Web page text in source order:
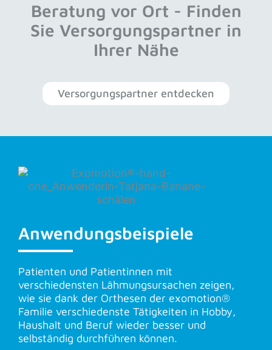
Beratung vor Ort - Finden
Sie Versorgungspartner in
Ihrer Nähe
Versorgungspartner entdecken
Anwendungsbeispiele
Patienten und Patientinnen mit
verschiedensten Lähmungsursachen zeigen,
wie sie dank der Orthesen der exomotion®
Familie verschiedenste Tätigkeiten in Hobby,
Haushalt und Beruf wieder besser und
selbständig durchführen können.